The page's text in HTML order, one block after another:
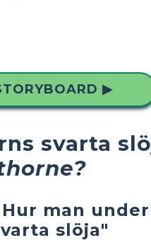
▶
svarta
Hur man
slöja"